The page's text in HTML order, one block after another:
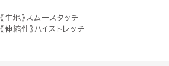
《生地》スムースタッチ
《伸縮性》ハイストレッチ